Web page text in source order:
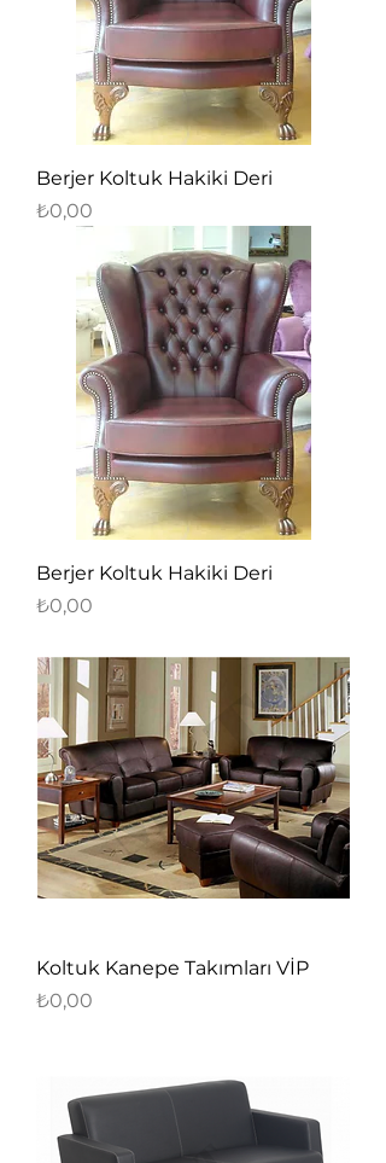
Berjer Koltuk Hakiki Deri
Fiyat
₺0,00
Berjer Koltuk Hakiki Deri
Fiyat
₺0,00
Koltuk Kanepe Takımları VİP
Fiyat
₺0,00